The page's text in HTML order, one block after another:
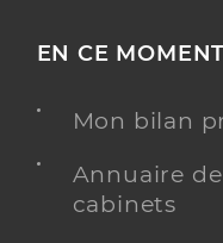
EN CE MOMENT
Mon bilan
Annuaire
cabinets